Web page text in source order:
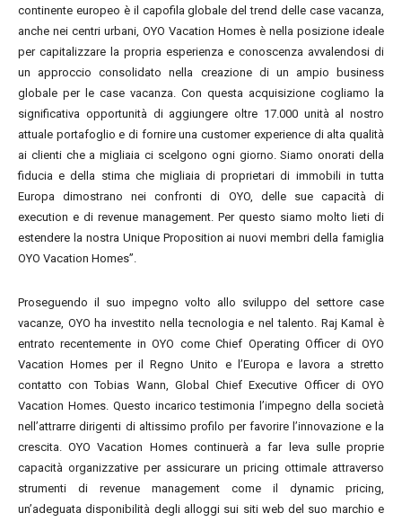
continente europeo è il capofila globale del trend delle case vacanza,
anche nei centri urbani, OYO Vacation Homes è nella posizione ideale
per capitalizzare la propria esperienza e conoscenza avvalendosi di
un approccio consolidato nella creazione di un ampio business
globale per le case vacanza. Con questa acquisizione cogliamo la
significativa opportunità di aggiungere oltre 17.000 unità al nostro
attuale portafoglio e di fornire una customer experience di alta qualità
ai clienti che a migliaia ci scelgono ogni giorno. Siamo onorati della
fiducia e della stima che migliaia di proprietari di immobili in tutta
Europa dimostrano nei confronti di OYO, delle sue capacità di
execution e di revenue management. Per questo siamo molto lieti di
estendere la nostra Unique Proposition ai nuovi membri della famiglia
OYO Vacation Homes”.
Proseguendo il suo impegno volto allo sviluppo del settore case
vacanze, OYO ha investito nella tecnologia e nel talento. Raj Kamal è
entrato recentemente in OYO come Chief Operating Officer di OYO
Vacation Homes per il Regno Unito e l’Europa e lavora a stretto
contatto con Tobias Wann, Global Chief Executive Officer di OYO
Vacation Homes. Questo incarico testimonia l’impegno della società
nell’attrarre dirigenti di altissimo profilo per favorire l’innovazione e la
crescita. OYO Vacation Homes continuerà a far leva sulle proprie
capacità organizzative per assicurare un pricing ottimale attraverso
strumenti di revenue management come il dynamic pricing,
un’adeguata disponibilità degli alloggi sui siti web del suo marchio e